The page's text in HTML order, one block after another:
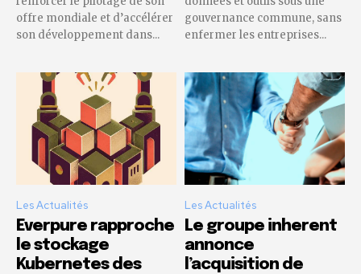
offre mondiale et d’accélérer
son développement dans...
gouvernance commune, sans
enfermer les entreprises...
Les Actualités
Everpure rapproche
le stockage
Kubernetes des
Les Actualités
Le groupe inherent
annonce
l’acquisition de